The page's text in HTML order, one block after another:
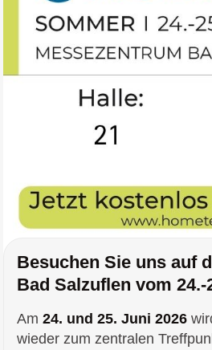
Besuchen Sie uns auf
Bad Salzuflen vom 24.-
Am 24. und 25. Juni 2026
wieder zum zentralen